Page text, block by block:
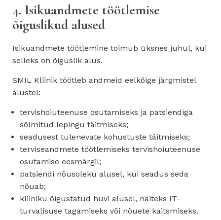
4. Isikuandmete töötlemise
õiguslikud alused
Isikuandmete töötlemine toimub üksnes juhul, kui
selleks on õiguslik alus.
SMIL Kliinik töötleb andmeid eelkõige järgmistel
alustel:
tervishoiuteenuse osutamiseks ja patsiendiga
sõlmitud lepingu täitmiseks;
seadusest tulenevate kohustuste täitmiseks;
terviseandmete töötlemiseks tervishoiuteenuse
osutamise eesmärgil;
patsiendi nõusoleku alusel, kui seadus seda
nõuab;
kliiniku õigustatud huvi alusel, näiteks IT-
turvalisuse tagamiseks või nõuete kaitsmiseks.